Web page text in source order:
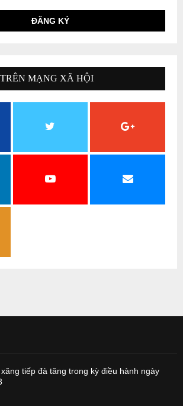
MẠNG XÃ HỘI
tiếp đà tăng trong kỳ điều hành ngày